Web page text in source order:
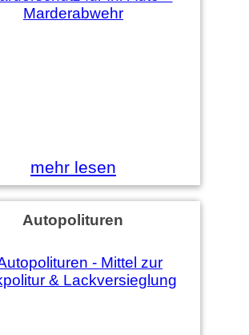
mehr lesen
Autopolituren